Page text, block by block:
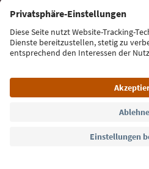
E-Mail Adresse
Jetzt